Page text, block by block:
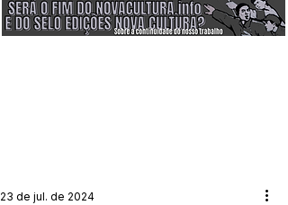
23 de jul. de 2024